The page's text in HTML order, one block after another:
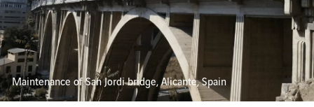
Maintenance of San Jordi bridge, Alicante, Spain